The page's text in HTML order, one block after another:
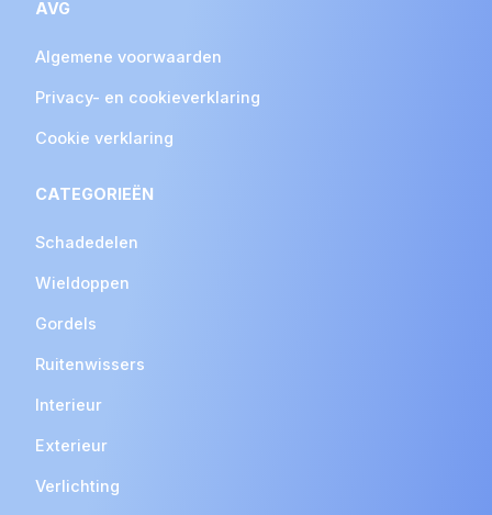
AVG
Algemene voorwaarden
Privacy- en cookieverklaring
Cookie verklaring
CATEGORIEËN
Schadedelen
Wieldoppen
Gordels
Ruitenwissers
Interieur
Exterieur
Verlichting